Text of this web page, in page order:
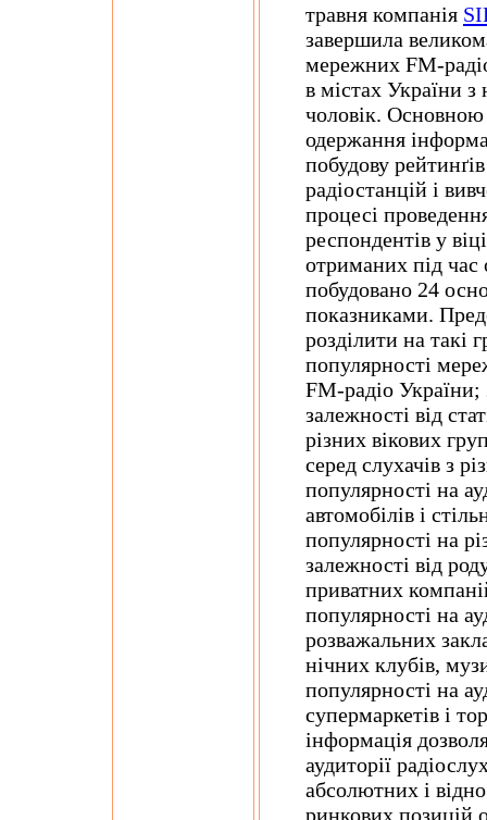
травня компанія
завершила
мережних FM-
в містах України
чоловік.
одержання
побудову
радіостанцій і
процесі
респондентів у
отриманих під час
побудовано 24
показниками.
розділити на такі
популярності
FM-радіо України;
залежності від
різних вікових
серед слухачів з
популярності на
автомобілів і
популярності на
залежності від
приватних
популярності на
розважальних
нічних клубів,
популярності на
супермаркетів і
інформація
аудиторії
абсолютних і
ринкових позицій